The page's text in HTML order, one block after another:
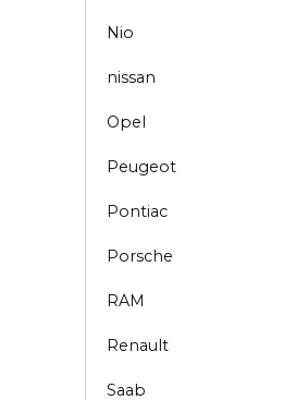
Nio
nissan
Opel
Peugeot
Pontiac
Porsche
RAM
Renault
Saab